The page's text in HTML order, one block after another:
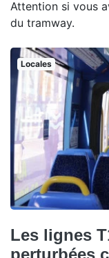
Attention si vous
du tramway.
Locales
Les lignes
perturbées